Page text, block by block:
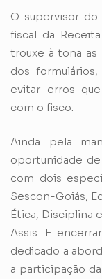
O supervisor
fiscal da
trouxe à tona
dos
evitar erros
com o fisco.
Ainda pela
oportunidade
com dois
Sescon-Goiás,
Ética, Disciplina
Assis. E
dedicado a
a participação